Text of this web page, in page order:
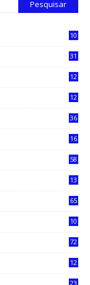
10
31
12
12
36
16
58
13
65
10
72
12
23